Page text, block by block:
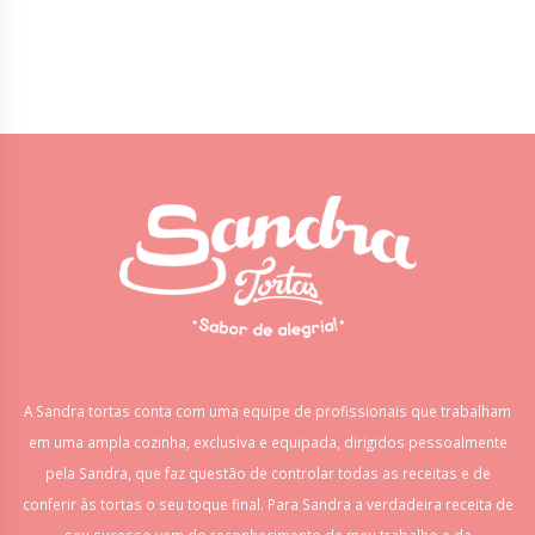
A Sandra tortas conta com uma equipe de profissionais que trabalham
em uma ampla cozinha, exclusiva e equipada, dirigidos pessoalmente
pela Sandra, que faz questão de controlar todas as receitas e de
conferir às tortas o seu toque final. Para Sandra a verdadeira receita de